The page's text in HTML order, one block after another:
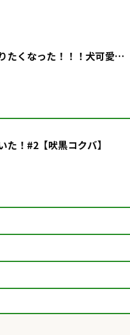
くなった！！！犬可愛
！#2【吠黒コクバ】